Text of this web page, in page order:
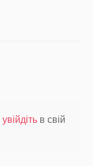
увійдіть в свій